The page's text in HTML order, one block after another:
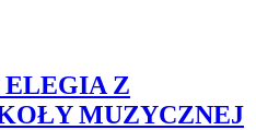
ELEGIA Z
MUZYCZNEJ